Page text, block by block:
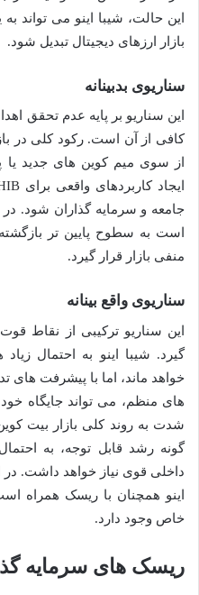
این حالت، شیبا اینو می تواند
بازار ارزهای دیجیتال تبدیل شود.
سناریوی بدبینانه
این سناریو بر پایه عدم تحقق
کافی از آن است. رکود کلی در
از سوی میم کوین های جدید یا
جامعه و سرمایه گذاران شود.
است به سطوح پایین تر
منفی بازار قرار گیرد.
سناریوی واقع بینانه
این سناریو ترکیبی از نقاط
گیرد. شیبا اینو به احتمال
خواهد ماند، اما با پیشرفت
های منظم، می تواند جایگاه
شدت به روند کلی بازار بیت
گونه رشد قابل توجه، به
داخلی قوی نیاز خواهد داشت. در
اینو همچنان با ریسک همراه
خاص وجود دارد.
ریسک های سرمایه